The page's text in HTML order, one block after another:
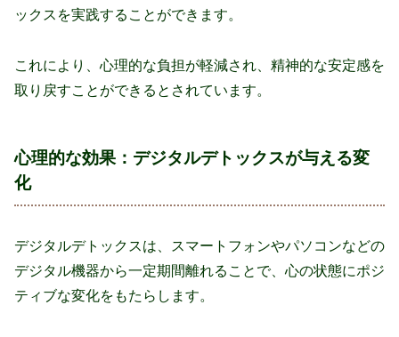
ックスを実践することができます。
これにより、心理的な負担が軽減され、精神的な安定感を
取り戻すことができるとされています。
心理的な効果：デジタルデトックスが与える変
化
デジタルデトックスは、スマートフォンやパソコンなどの
デジタル機器から一定期間離れることで、心の状態にポジ
ティブな変化をもたらします。